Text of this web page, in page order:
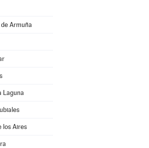
Armuña
Laguna
los Aires